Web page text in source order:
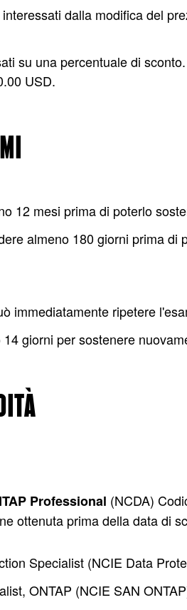
dalla modifica del
su una percentuale di
USD.
12 mesi prima di poterlo
almeno 180 giorni prima di
immediatamente ripetere
giorni per sostenere
Professional (NCDA)
ottenuta prima della data di
Specialist (NCIE Data
ONTAP (NCIE SAN